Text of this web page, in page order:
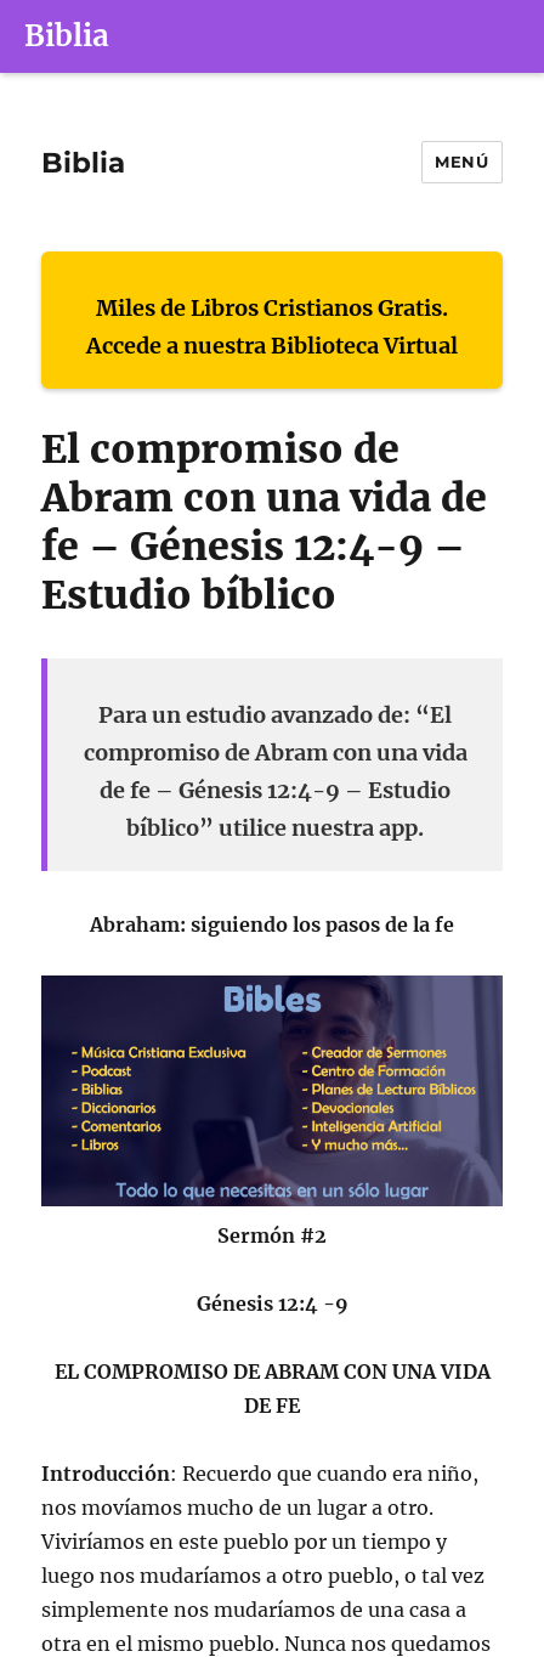
Biblia
Biblia MENÚ
Miles de Libros Cristianos Gratis.
Accede a nuestra Biblioteca Virtual
El compromiso de
Abram con una vida de
fe – Génesis 12:4-9 –
Estudio bíblico
Para un estudio avanzado de: “El
compromiso de Abram con una vida
de fe – Génesis 12:4-9 – Estudio
bíblico” utilice nuestra app.
Abraham: siguiendo los pasos de la fe
Sermón #2
Génesis 12:4 -9
EL COMPROMISO DE ABRAM CON UNA VIDA
DE FE
Introducción: Recuerdo que cuando era niño,
nos movíamos mucho de un lugar a otro.
Viviríamos en este pueblo por un tiempo y
luego nos mudaríamos a otro pueblo, o tal vez
simplemente nos mudaríamos de una casa a
otra en el mismo pueblo. Nunca nos quedamos